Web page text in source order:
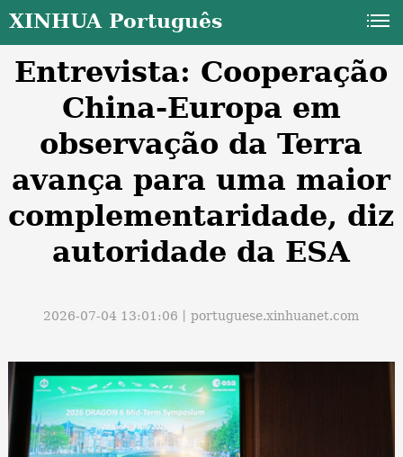
XINHUA Português
Entrevista: Cooperação
China-Europa em
observação da Terra
avança para uma maior
complementaridade, diz
autoridade da ESA
2026-07-04 13:01:06丨portuguese.xinhuanet.com